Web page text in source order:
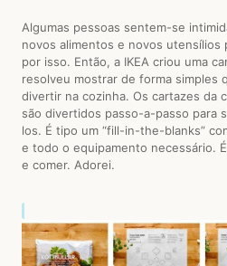
Algumas pessoas sentem-se
novos alimentos e novos utensílios
por isso. Então, a IKEA criou uma
resolveu mostrar de forma simples
divertir na cozinha. Os cartazes da
são divertidos passo-a-passo para
los. É tipo um “fill-in-the-blanks”
e todo o equipamento necessário.
e comer. Adorei.